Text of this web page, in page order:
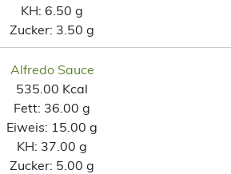
KH: 6.50 g
Zucker: 3.50 g
Alfredo Sauce
535.00 Kcal
Fett: 36.00 g
Eiweis: 15.00 g
KH: 37.00 g
Zucker: 5.00 g